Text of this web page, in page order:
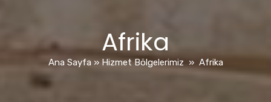
Afrika
Ana Sayfa» Hizmet Bölgelerimiz » Afrika